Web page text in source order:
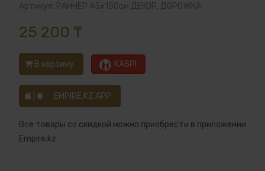
Артикул: РАННЕР 45х150см ДЕКОР. ДОРОЖКА
25 200 ₸
В корзину KASPI
EMPIRE.KZ APP
Все товары со скидкой можно приобрести в приложении
Empire.kz.